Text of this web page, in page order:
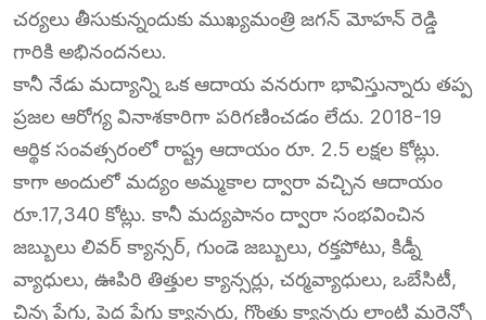
చర్యలు తీసుకున్నందుకు ముఖ్యమంత్రి జగన్ మోహన్ రెడ్డి
గారికి అభినందనలు.
కానీ నేడు మద్యాన్ని ఒక ఆదాయ వనరుగా భావిస్తున్నారు తప్ప
ప్రజల ఆరోగ్య వినాశకారిగా పరిగణించడం లేదు. 2018-19
ఆర్థిక సంవత్సరంలో రాష్ట్ర ఆదాయం రూ. 2.5 లక్షల కోట్లు.
కాగా అందులో మద్యం అమ్మకాల ద్వారా వచ్చిన ఆదాయం
రూ.17,340 కోట్లు. కానీ మద్యపానం ద్వారా సంభవించిన
జబ్బులు లివర్ క్యాన్సర్, గుండె జబ్బులు, రక్తపోటు, కిడ్నీ
వ్యాధులు, ఊపిరి తిత్తుల క్యాన్సర్లు, చర్మవ్యాధులు, ఒబేసిటీ,
చిన్న ప్రేగు, పెద్ద ప్రేగు క్యాన్సర్లు, గొంతు క్యాన్సర్లు లాంటి మరెన్నో